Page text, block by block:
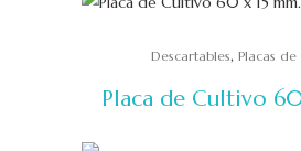
Descartables, Placas
Placa de Cultivo 60